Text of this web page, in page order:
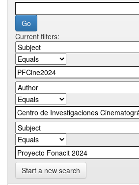
Current filters:
Start a new search